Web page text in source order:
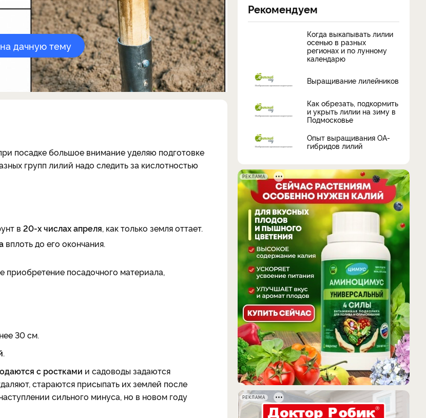
дачную тему
посадке большое внимание уделяю подготовке
групп лилий надо следить за кислотностью
в 20-х числах апреля, как только земля оттает.
вплоть до его окончания.
приобретение посадочного материала,
30 см.
.
с ростками и садоводы задаются
стараются присыпать их землей после
сильного минуса, но в новом году
Рекомендуем
Когда выкапывать лилии
осенью в разных
регионах и по лунному
календарю
Выращивание лилейников
Как обрезать, подкормить
и укрыть лилии на зиму в
Подмосковье
Опыт выращивания ОА-
гибридов лилий
РЕКЛАМА
РЕКЛАМА